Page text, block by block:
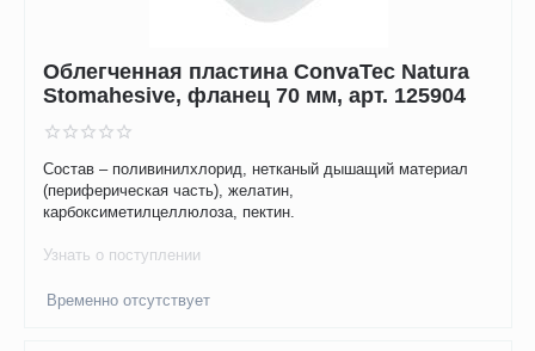
Облегченная пластина ConvaTec Natura
Stomahesive, фланец 70 мм, арт. 125904
Состав – поливинилхлорид, нетканый дышащий материал
(периферическая часть), желатин,
карбоксиметилцеллюлоза, пектин.
Узнать о поступлении
Временно отсутствует